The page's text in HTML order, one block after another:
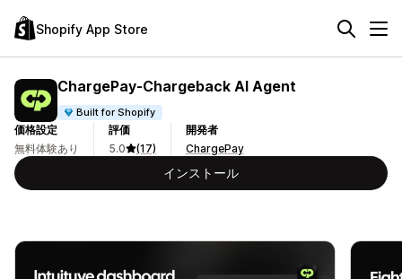
Shopify App Store
ChargePay‑Chargeback AI Agent
Built for Shopify
価格設定
無料体験あり
評価
5.0
(17)
開発者
ChargePay
インストール